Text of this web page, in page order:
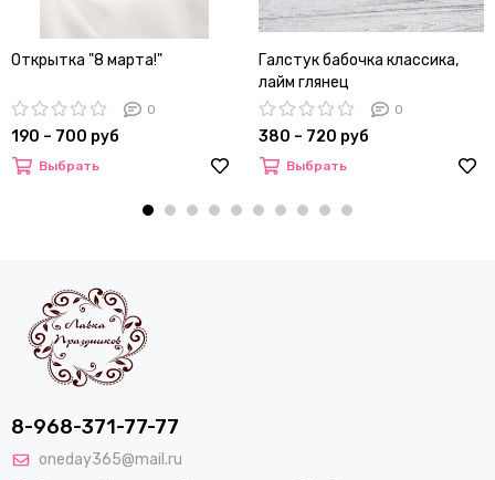
Открытка "8 марта!"
0
190 – 700 руб
Выбрать
Галстук бабочка классика,
лайм глянец
0
380 – 720 руб
Выбрать
8-968-371-77-77
oneday365@mail.ru